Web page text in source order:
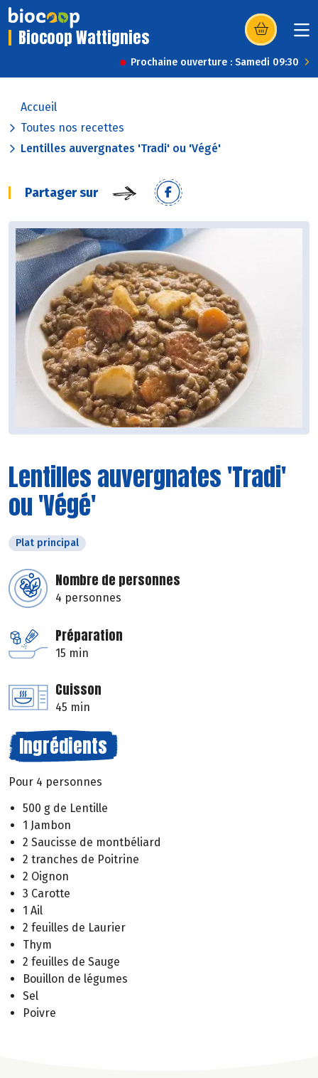
Biocoop Wattignies (s’ouvre dans
Prochaine ouverture : Samedi 09:30
Accueil
Toutes nos recettes
Lentilles auvergnates 'Tradi' ou 'Végé'
Partager sur
Lentilles auvergnates 'Tradi'
ou 'Végé'
Plat principal
Nombre de personnes
4 personnes
Préparation
15 min
Cuisson
45 min
Ingrédients
Pour 4 personnes
500 g de Lentille
1 Jambon
2 Saucisse de montbéliard
2 tranches de Poitrine
2 Oignon
3 Carotte
1 Ail
2 feuilles de Laurier
Thym
2 feuilles de Sauge
Bouillon de légumes
Sel
Poivre